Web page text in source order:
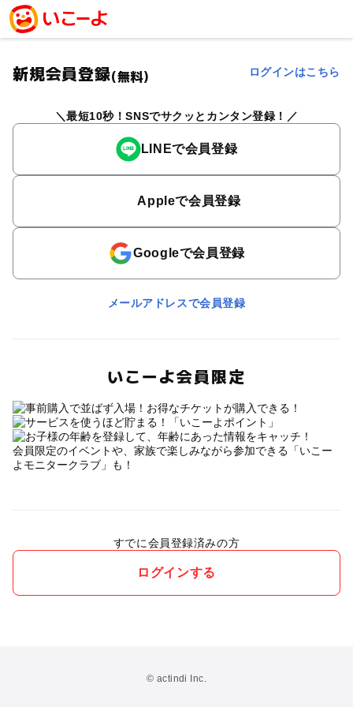
新規会員登録(無料) ログインはこちら
最短10秒！SNSでサクッとカンタン登録！
LINEで会員登録
Appleで会員登録
Googleで会員登録
メールアドレスで会員登録
いこーよ会員限定
会員限定のイベントや、家族で楽しみながら参加できる「いこー
よモニタークラブ」も！
すでに会員登録済みの方
ログインする
© actindi Inc.